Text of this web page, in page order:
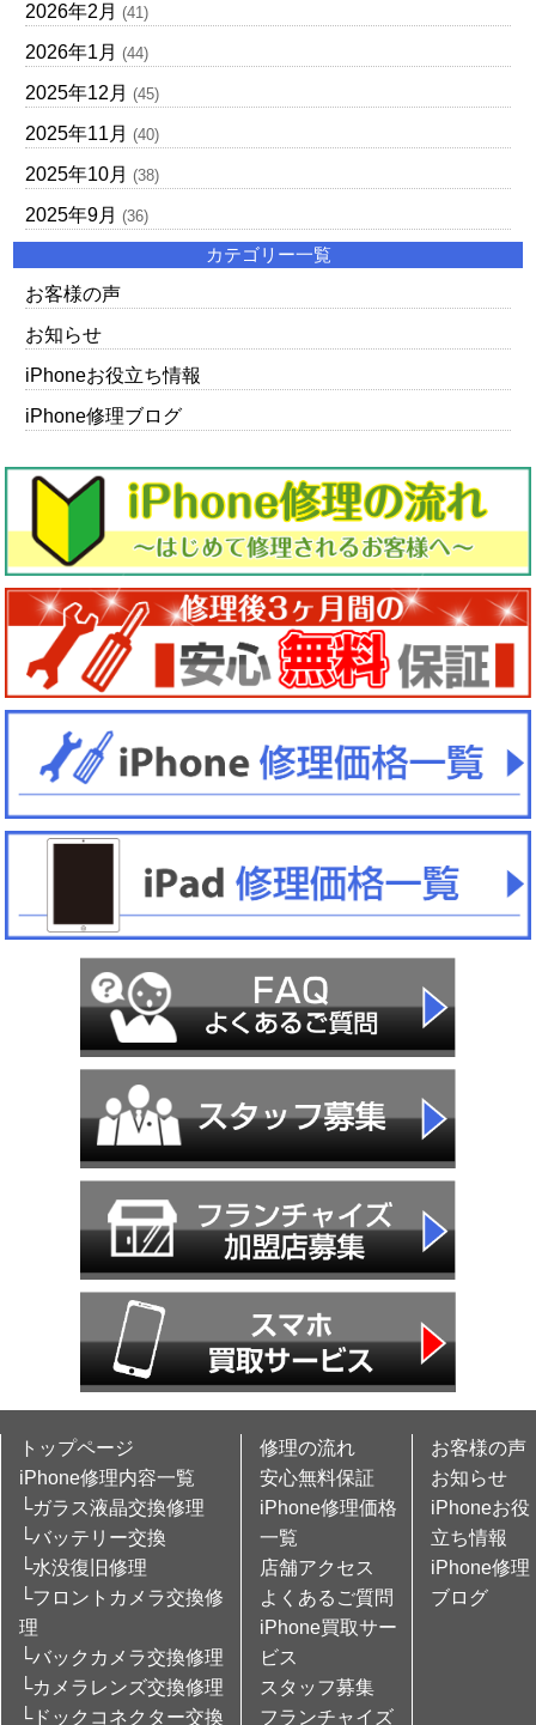
2026年2月 (41)
2026年1月 (44)
2025年12月 (45)
2025年11月 (40)
2025年10月 (38)
2025年9月 (36)
カテゴリー一覧
お客様の声
お知らせ
iPhoneお役立ち情報
iPhone修理ブログ
トップページ
iPhone修理内容一覧
└ガラス液晶交換修理
└バッテリー交換
└水没復旧修理
└フロントカメラ交換修
理
└バックカメラ交換修理
└カメラレンズ交換修理
└ドックコネクター交換
修理の流れ
安心無料保証
iPhone修理価格
一覧
店舗アクセス
よくあるご質問
iPhone買取サー
ビス
スタッフ募集
フランチャイズ
お客様の声
お知らせ
iPhoneお役
立ち情報
iPhone修理
ブログ